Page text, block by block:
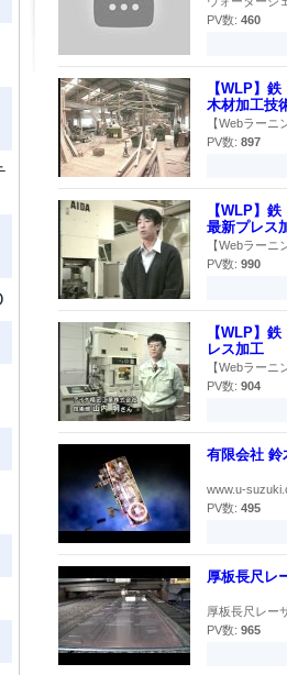
PV数: 460
【WLP】
木材加工技
【Webラー
PV数: 897
【WLP】
最新プレス
【Webラー
PV数: 990
【WLP】
レス加工
【Webラー
PV数: 904
有限会社 鈴
www.u-
PV数: 495
厚板長尺レ
厚板長尺レー
PV数: 965